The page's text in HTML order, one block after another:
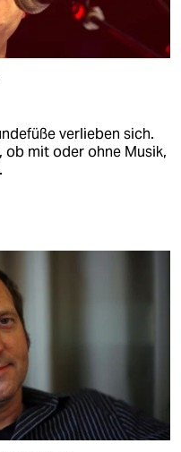
verlieben sich.
ob mit oder ohne Musik,